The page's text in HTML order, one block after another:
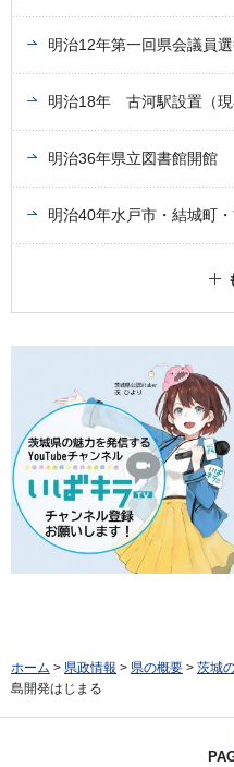
明治12年第一回県会議員
明治18年 古河駅設置（現
明治36年県立図書館開館
明治40年水戸市・結城町
ホーム > 県政情報 > 県の概要 > 茨城
島開発はじまる